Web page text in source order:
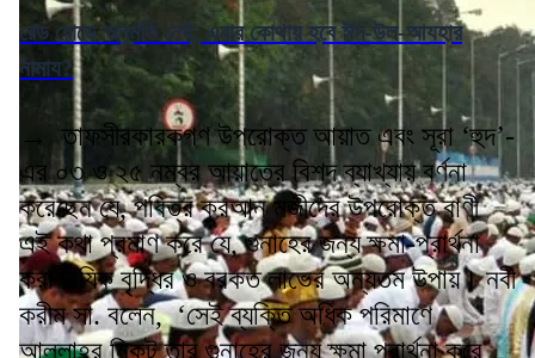
রেড রোডে অনুমতি নেই, এবার কোথায় হবে ঈদ-উল-আযহার
নামায?
→ তাফসীরকারকগণ উপরোক্ত আয়াত এবং সূরা ‘হুদ’-
এর ০৩ ও ২৫ নম্বর আয়াতের বিশদ ব্যাখ্যায় বর্ণনা
করেছেন যে, পবিত্র কুরআন মজীদের উপরোক্ত বাণী
এই কথা প্রমাণ করে যে, গুনাহের জন্য ক্ষমা-প্রার্থনা
করা রিযিক বৃদ্ধির ও বরকত লাভের অন্যতম উপায়। নবী
করীম সা. বলেন, ‘সেই ব্যক্তি অধিক পরিমাণে
আল্লাহর নিকট তার গুনাহের জন্য ক্ষমা প্রার্থনা করে,